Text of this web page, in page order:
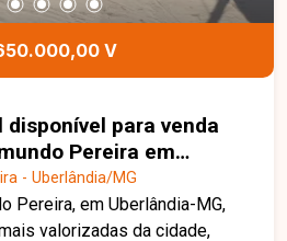
uma visita para conhecer
V
para venda
Pereira em
- Uberlândia/MG
Pereira, em Uberlândia-MG,
valorizadas da cidade,